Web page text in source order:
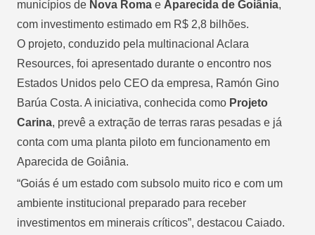
municípios de Nova Roma e Aparecida de Goiânia,
com investimento estimado em R$ 2,8 bilhões.
O projeto, conduzido pela multinacional Aclara
Resources, foi apresentado durante o encontro nos
Estados Unidos pelo CEO da empresa, Ramón Gino
Barúa Costa. A iniciativa, conhecida como Projeto
Carina, prevê a extração de terras raras pesadas e já
conta com uma planta piloto em funcionamento em
Aparecida de Goiânia.
“Goiás é um estado com subsolo muito rico e com um
ambiente institucional preparado para receber
investimentos em minerais críticos”, destacou Caiado.